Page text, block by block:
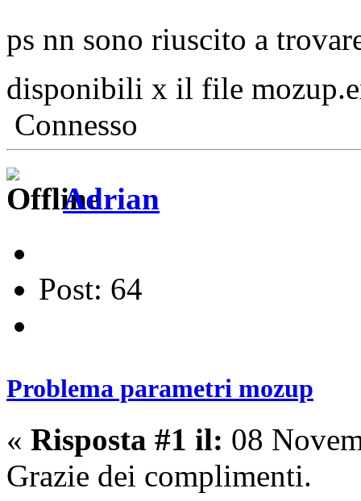
ps nn sono riuscito a
disponibili x il file
Connesso
Adrian
Post: 64
Problema parametri mozup
« Risposta #1 il: 08
Grazie dei complimenti.